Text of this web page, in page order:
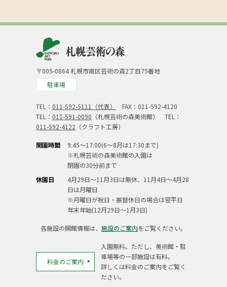
〒005-0864 札幌市南区芸術の森2丁目75番地
駐車場
TEL： 011-592-5111（代表）
FAX：011-592-4120
TEL： 011-591-0090 （札幌芸術の森美術館） TEL：
011-592-4122 （クラフト工房）
開園時間
9:45～17:00(6～8月は17:30まで)
※札幌芸術の森美術館の入園は
閉園の30分前まで
休園日
4月29日～11月3日は無休、11月4日～4月28
日は月曜日
※月曜日が祝日・振替休日の場合は翌平日
年末年始(12月29日～1月3日)
各施設の開館情報は、 施設のご案内をご覧ください。
料金のご案内
入園無料。ただし、美術館・駐
車場等の一部施設は有料。
詳しくは料金のご案内をご覧く
ださい。